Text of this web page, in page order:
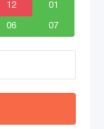
12 01
06 07